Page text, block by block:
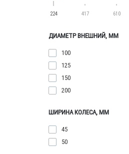
224 417 610
ДИАМЕТР ВНЕШНИЙ, ММ
100
125
150
200
ШИРИНА КОЛЕСА, ММ
45
50